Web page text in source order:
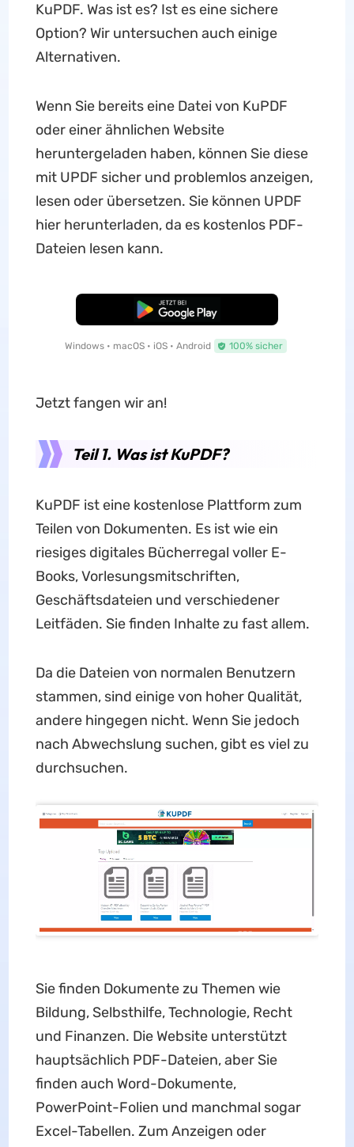
KuPDF. Was ist es? Ist es eine sichere
Option? Wir untersuchen auch einige
Alternativen.
Wenn Sie bereits eine Datei von KuPDF
oder einer ähnlichen Website
heruntergeladen haben, können Sie diese
mit UPDF sicher und problemlos anzeigen,
lesen oder übersetzen. Sie können UPDF
hier herunterladen, da es kostenlos PDF-
Dateien lesen kann.
Kostenloser Download
Windows • macOS • iOS • Android 100% sicher
Jetzt fangen wir an!
Teil 1. Was ist KuPDF?
KuPDF ist eine kostenlose Plattform zum
Teilen von Dokumenten. Es ist wie ein
riesiges digitales Bücherregal voller E-
Books, Vorlesungsmitschriften,
Geschäftsdateien und verschiedener
Leitfäden. Sie finden Inhalte zu fast allem.
Da die Dateien von normalen Benutzern
stammen, sind einige von hoher Qualität,
andere hingegen nicht. Wenn Sie jedoch
nach Abwechslung suchen, gibt es viel zu
durchsuchen.
Sie finden Dokumente zu Themen wie
Bildung, Selbsthilfe, Technologie, Recht
und Finanzen. Die Website unterstützt
hauptsächlich PDF-Dateien, aber Sie
finden auch Word-Dokumente,
PowerPoint-Folien und manchmal sogar
Excel-Tabellen. Zum Anzeigen oder